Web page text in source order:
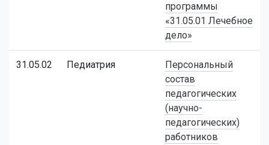
программы
«31.05.01 Лечебное
дело»
31.05.02 Педиатрия
Персональный
состав
педагогических
(научно-
педагогических)
работников